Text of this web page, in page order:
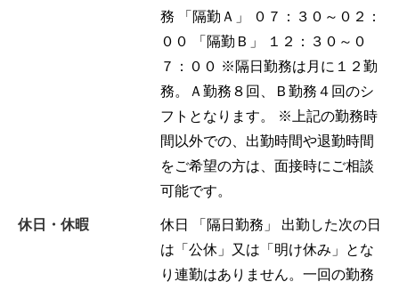
務 「隔勤Ａ」 ０７：３０～０２：
００ 「隔勤Ｂ」 １２：３０～０
７：００ ※隔日勤務は月に１２勤
務。Ａ勤務８回、Ｂ勤務４回のシ
フトとなります。 ※上記の勤務時
間以外での、出勤時間や退勤時間
をご希望の方は、面接時にご相談
可能です。
休日・休暇
休日 「隔日勤務」 出勤した次の日
は「公休」又は「明け休み」とな
り連勤はありません。一回の勤務